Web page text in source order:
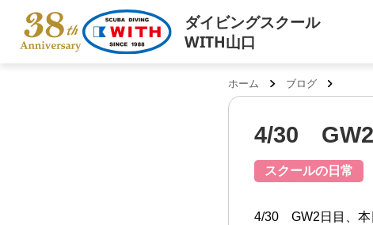
ダイビングスクール
WITH山口
ホーム ブログ
4/30 GW2
スクールの日常
4/30 GW2日目、本